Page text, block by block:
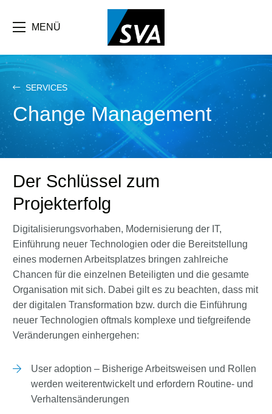
Inhalt
MENÜ
SERVICES
Change Management
Der Schlüssel zum
Projekterfolg
Digitalisierungsvorhaben, Modernisierung der IT,
Einführung neuer Technologien oder die Bereitstellung
eines modernen Arbeitsplatzes bringen zahlreiche
Chancen für die einzelnen Beteiligten und die gesamte
Organisation mit sich. Dabei gilt es zu beachten, dass mit
der digitalen Transformation bzw. durch die Einführung
neuer Technologien oftmals komplexe und tiefgreifende
Veränderungen einhergehen:
User adoption – Bisherige Arbeitsweisen und Rollen
werden weiterentwickelt und erfordern Routine- und
Verhaltensänderungen